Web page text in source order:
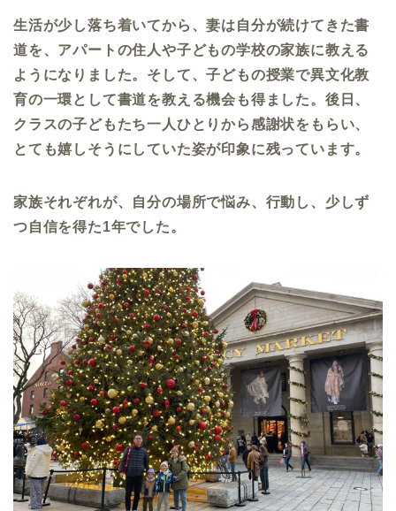
生活が少し落ち着いてから、妻は自分が続けてきた書
道を、アパートの住人や子どもの学校の家族に教える
ようになりました。そして、子どもの授業で異文化教
育の一環として書道を教える機会も得ました。後日、
クラスの子どもたち一人ひとりから感謝状をもらい、
とても嬉しそうにしていた姿が印象に残っています。
家族それぞれが、自分の場所で悩み、行動し、少しず
つ自信を得た1年でした。